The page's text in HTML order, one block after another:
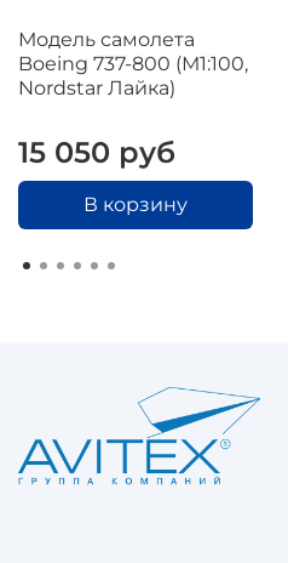
Модель самолета
Boeing 737-800 (М1:100,
Nordstar Лайка)
15 050 руб
В корзину